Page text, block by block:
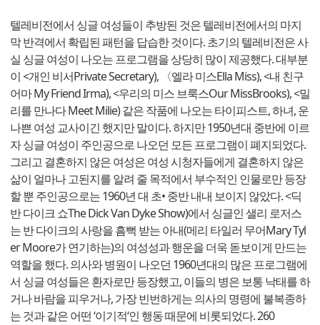
텔레비전에서 싱글 여성들이 추방된 것은 텔레비전에서의 마지
막 반격에서 확립된 패턴을 답습한 것이다. 초기의 텔레비전은 사
실 싱글 여성이 나오는 프로그램을 상당히 많이 제공했다. 대부분
이 <개인 비서Private Secretary), 〈엘라 미스Ella Miss), <내 친구
어마 My Friend Irma), <우리의 미스 브룩스Our MissBrooks), <밀
리를 만나다 Meet Milie) 같은 작품에 나오는 타이피스트, 하녀, 운
나쁜 여성 교사이긴 했지만 말이다. 하지만 1950년대 중반에 이르
자 싱글 여성이 주인공으로 나오던 모든 프로그램이 폐지되었다.
그리고 결혼하지 않은 여성은 여성 시청자들에게 결혼하지 않은
삶이 얼마나 고된지를 알려 줄 목적에서 부수적인 인물로만 등장
할 뿐 주인공으로는 1960년 대 초• 중반 내내 보이지 않았다. <딕
반 다이크 쇼The Dick Van Dyke Show)에서 싱글인 샐리 로저스
는 반 다이크의 사랑을 흠뻑 받는 아내(메리 타일러 무어Mary Tyl
er Moore가 연기하는)의 여성성과 행운을 더욱 돋보이게 만드는
역할을 했다. 의사와 병원이 나오던 1960년대의 많은 프로그램에
서 싱글 여성들은 환자로만 등장했고, 이들의 병은 보통 낙태를 하
거나 바람을 피우거나, 가장 빈번하게는 의사의 명령에 불복종하
는 것과 같은 어떤 ‘이기적‘인 행동 때문에 비롯되었다. 260